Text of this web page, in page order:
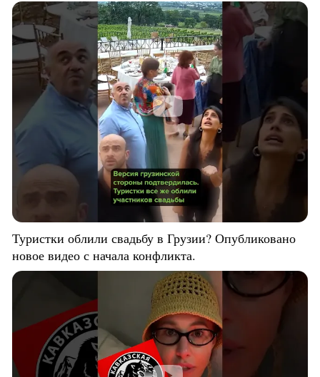
Туристки облили свадьбу в Грузии? Опубликовано
новое видео с начала конфликта.